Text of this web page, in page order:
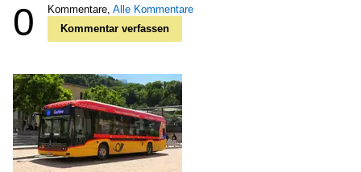
0 Kommentare, Alle Kommentare
Kommentar verfassen